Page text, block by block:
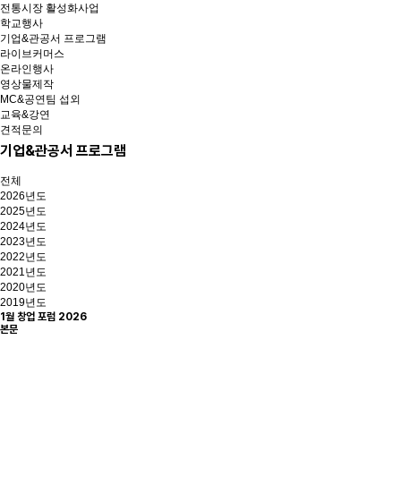
전통시장 활성화사업
학교행사
기업&관공서 프로그램
라이브커머스
온라인행사
영상물제작
MC&공연팀 섭외
교육&강연
견적문의
기업&관공서 프로그램
전체
2026년도
2025년도
2024년도
2023년도
2022년도
2021년도
2020년도
2019년도
1월 창업 포럼 2026
본문